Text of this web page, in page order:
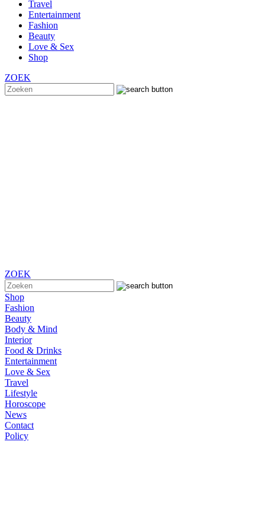
Travel
Entertainment
Fashion
Beauty
Love & Sex
Shop
ZOEK
ZOEK
Shop
Fashion
Beauty
Body & Mind
Interior
Food & Drinks
Entertainment
Love & Sex
Travel
Lifestyle
Horoscope
News
Contact
Policy